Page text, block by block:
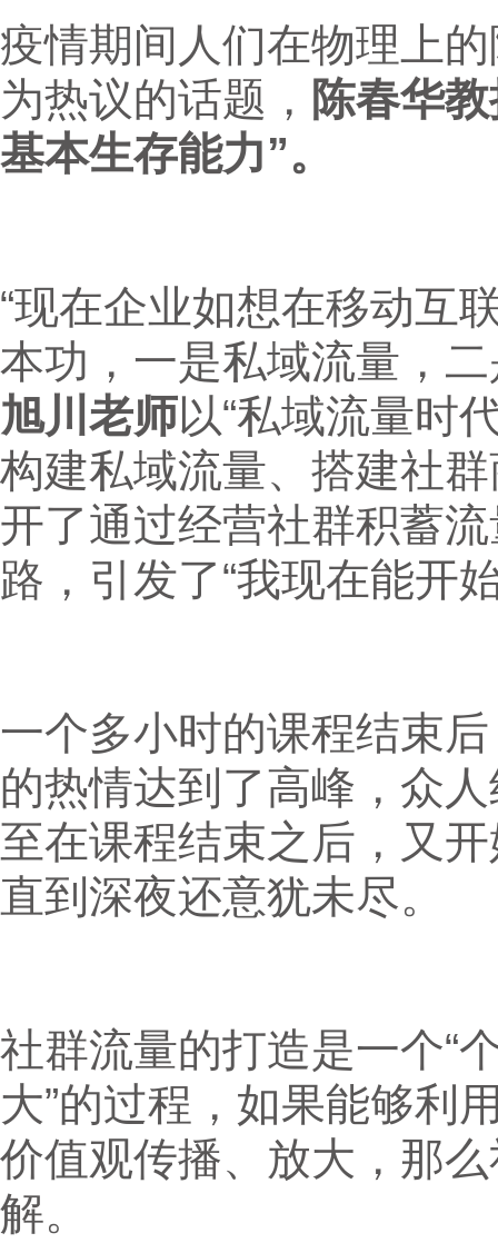
疫情期间人们在物理上的
为热议的话题， 陈春华
基本生存能力”。
“现在企业如想在移动互
本功，一是私域流量，
旭川老师以“私域流量时
构建私域流量、搭建社
开了通过经营社群积蓄
路，引发了“我现在能开
一个多小时的课程结束
的热情达到了高峰，众
至在课程结束之后，又
直到深夜还意犹未尽。
社群流量的打造是一个“
大”的过程，如果能够利
价值观传播、放大，那
解。